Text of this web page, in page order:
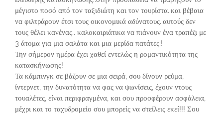
μέγιστο ποσό από τον ταξιδιώτη και τον τουρίστα..και βέβαια
να φιλτράρουν έτσι τους οικονομικά αδύνατους..αυτούς δεν
τους θέλει κανένας.. καλοκαιριάτικα να πιάνουν ένα τραπέζι με
3 άτομα για μια σαλάτα και μια μερίδα πατάτες;!
Την σήμερον ημέρα έχει χαθεί εντελώς η ρομαντικότητα της
κατασκήνωσης!
Τα κάμπινγκ σε βάζουν σε μια σειρά, σου δίνουν ρεύμα,
ίντερνετ, την δυνατότητα να φας να ψωνίσεις, έχουν ντους
τουαλέτες, είναι περιφραγμένα, και σου προσφέρουν ασφάλεια,
μέχρι και το ταχυδρομείο σου μπορείς να στείλεις εκεί!!! Σου